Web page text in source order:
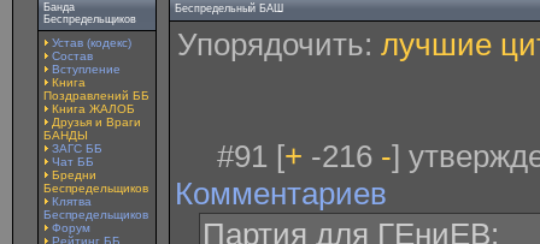
Банда
Беспредельщиков
Устав (кодекс)
Состав
Вступление
Книга
Поздравлений ББ
Книга ЖАЛОБ
Друзья и Враги
БАНДЫ
ЗАГС ББ
Чат ББ
Бредни
Беспредельщиков
Клятва
Беспредельщиков
Форум
Рейтинг ББ
Беспредельный БАШ
Упорядочить: лучшие
#91 [+ -216 -]
Комментариев
Партия для ГЕниЕВ: